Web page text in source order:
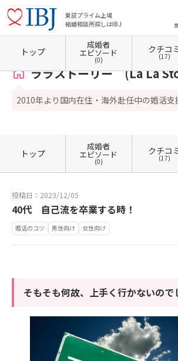
東証プライム上場
結婚相談所探しはIBJ
ホーム 東京都の結婚相談所 東京都千代田区 ララスト
ララストーリー (La La
2010年より国内在住・海外赴任中の婚活支
トップ
成婚者
エピソード
(0)
クチコ
(17)
トップ
成婚者
エピソード
(0)
クチコ
(17)
投稿日：2023/12/05
40代 自己流を卒業する時！
婚活のコツ 男性向け 女性向け
そもそも何故、上手く行かないので